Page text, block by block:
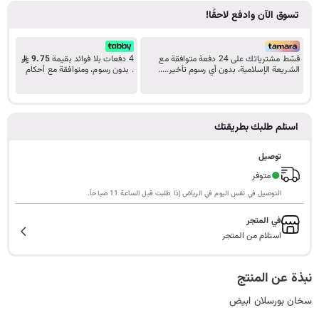
ا
ا
تسوق الآن وادفع لاحقًا!
قسّط مشترياتك على 24 دفعة متوافقة مع
الشريعة الإسلامية، بدون أي رسوم تأخير.....
4 دفعات بلا فوائد بقيمة
9.75
. بدون رسوم، ومتوافقة مع أحكام
استلم طلبك بطريقتك
توصيل
●متوفر
التوصيل في نفس اليوم في الرياض إذا طلبت قبل الساعة 11 صباحاً.
في المتجر
استلام من المتجر
نبذة عن المنتج
سخان بورسلان ابيض